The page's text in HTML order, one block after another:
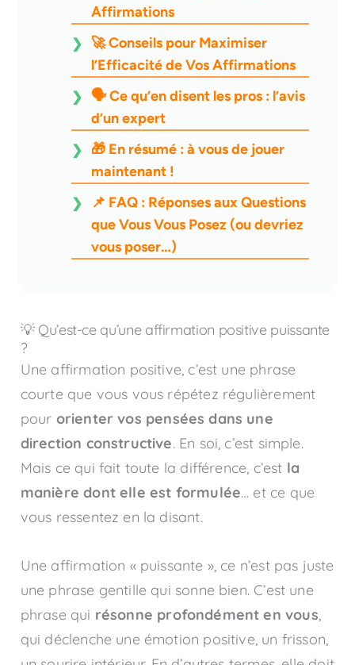
Affirmations
🚀 Conseils pour Maximiser
l’Efficacité de Vos Affirmations
🗣️ Ce qu’en disent les pros : l’avis
d’un expert
🎁 En résumé : à vous de jouer
maintenant !
📌 FAQ : Réponses aux Questions
que Vous Vous Posez (ou devriez
vous poser…)
💡 Qu’est-ce qu’une affirmation positive puissante
?
Une affirmation positive, c’est une phrase
courte que vous vous répétez régulièrement
pour orienter vos pensées dans une
direction constructive. En soi, c’est simple.
Mais ce qui fait toute la différence, c’est la
manière dont elle est formulée… et ce que
vous ressentez en la disant.
Une affirmation « puissante », ce n’est pas juste
une phrase gentille qui sonne bien. C’est une
phrase qui résonne profondément en vous,
qui déclenche une émotion positive, un frisson,